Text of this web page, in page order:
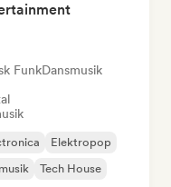
FunkDansmusik
Elektropop
Tech House